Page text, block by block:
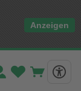
Anzeigen